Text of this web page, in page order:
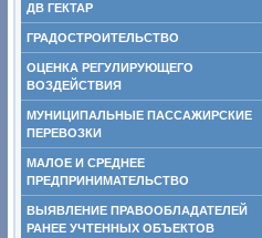
ДВ ГЕКТАР
ГРАДОСТРОИТЕЛЬСТВО
ОЦЕНКА РЕГУЛИРУЮЩЕГО
ВОЗДЕЙСТВИЯ
МУНИЦИПАЛЬНЫЕ ПАССАЖИРСКИЕ
ПЕРЕВОЗКИ
МАЛОЕ И СРЕДНЕЕ
ПРЕДПРИНИМАТЕЛЬСТВО
ВЫЯВЛЕНИЕ ПРАВООБЛАДАТЕЛЕЙ
РАНЕЕ УЧТЕННЫХ ОБЪЕКТОВ